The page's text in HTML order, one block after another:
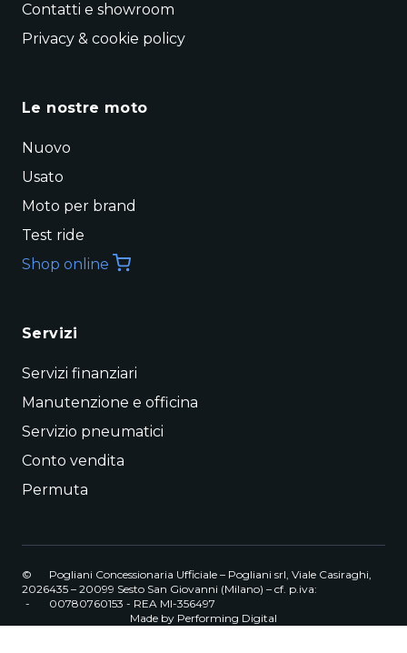
Contatti e showroom
Privacy & cookie policy
Le nostre moto
Nuovo
Usato
Moto per brand
Test ride
Shop online
Servizi
Servizi finanziari
Manutenzione e officina
Servizio pneumatici
Conto vendita
Permuta
©
2026
-
Pogliani Concessionaria Ufficiale – Pogliani srl, Viale Casiraghi,
435 – 20099 Sesto San Giovanni (Milano) – cf. p.iva:
00780760153 - REA MI-356497
Made by Performing Digital